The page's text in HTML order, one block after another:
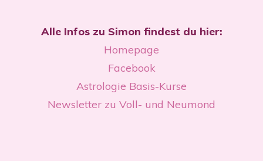
Alle Infos zu Simon findest du hier:
Homepage
Facebook
Astrologie Basis-Kurse
Newsletter zu Voll- und Neumond